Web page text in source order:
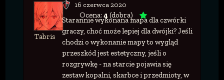
Tabris
16 czerwca 2020
Ocena: 4(dobra)
Starannie wykonana mapa dla czwórki
graczy, choć może lepiej dla dwójki? Jeśli
chodzi o wykonanie mapy to wygląd
przeszkód jest estetyczny, jeśli o
rozgrywkę - na starcie pojawia się
zestaw kopalni, skarbce i przedmioty, w